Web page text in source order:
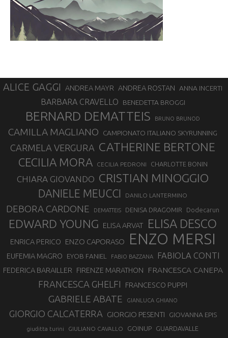
ALICE GAGGI ANDREA MAYR ANDREA ROSTAN ANNA INCERTI
BARBARA CRAVELLO BENEDETTA BROGGI
BERNARD DEMATTEIS BRUNO BRUNOD
CAMILLA MAGLIANO CAMPIONATO ITALIANO SKYRUNNING
CARMELA VERGURA CATHERINE BERTONE
CECILIA MORA CECILIA PEDRONI CHARLOTTE BONIN
CHIARA GIOVANDO CRISTIAN MINOGGIO
DANIELE MEUCCI DANILO LANTERMINO
DEBORA CARDONE DEMATTEIS DENISA DRAGOMIR Dodecarun
EDWARD YOUNG ELISA ARVAT ELISA DESCO
ENRICA PERICO ENZO CAPORASO ENZO MERSI
EUFEMIA MAGRO EYOB FANIEL FABIO BAZZANA FABIOLA CONTI
FEDERICA BARAILLER FIRENZE MARATHON FRANCESCA CANEPA
FRANCESCA GHELFI FRANCESCO PUPPI
GABRIELE ABATE GIANLUCA GHIANO
GIORGIO CALCATERRA GIORGIO PESENTI GIOVANNA EPIS
giuditta turini GIULIANO CAVALLO GOINUP GUARDAVALLE